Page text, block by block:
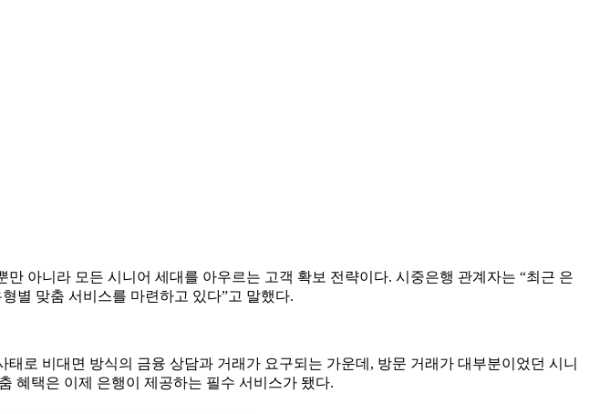
아니라 모든 시니어 세대를 아우르는 고객 확보 전략이다. 시중은행 관계자는 “최근 은
별 맞춤 서비스를 마련하고 있다”고 말했다.
로 비대면 방식의 금융 상담과 거래가 요구되는 가운데, 방문 거래가 대부분이었던 시니
혜택은 이제 은행이 제공하는 필수 서비스가 됐다.